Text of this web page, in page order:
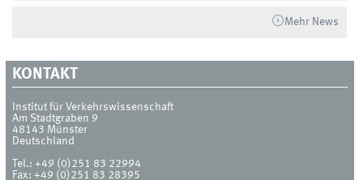
Mehr News
KONTAKT
Institut für Verkehrswissenschaft
Am Stadtgraben 9
48143 Münster
Deutschland
Tel.:+49 (0)251 83 22994
Fax:+49 (0)251 83 28395